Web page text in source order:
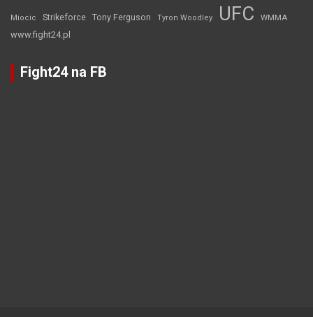
Miocic Strikeforce Tony Ferguson Tyron Woodley UFC WMMA
www.fight24.pl
Fight24 na FB